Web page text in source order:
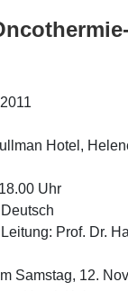
Hotel,
Uhr
Prof. Dr.
Samstag, 12.